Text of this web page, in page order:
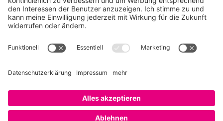
Impressum
Cookie-Richtlinie (EU)